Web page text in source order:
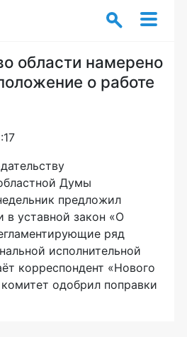
области намерено
о работе
Думы
предложил
в уставной закон «О
ряд
исполнительной
корреспондент «Нового
комитет одобрил поправки